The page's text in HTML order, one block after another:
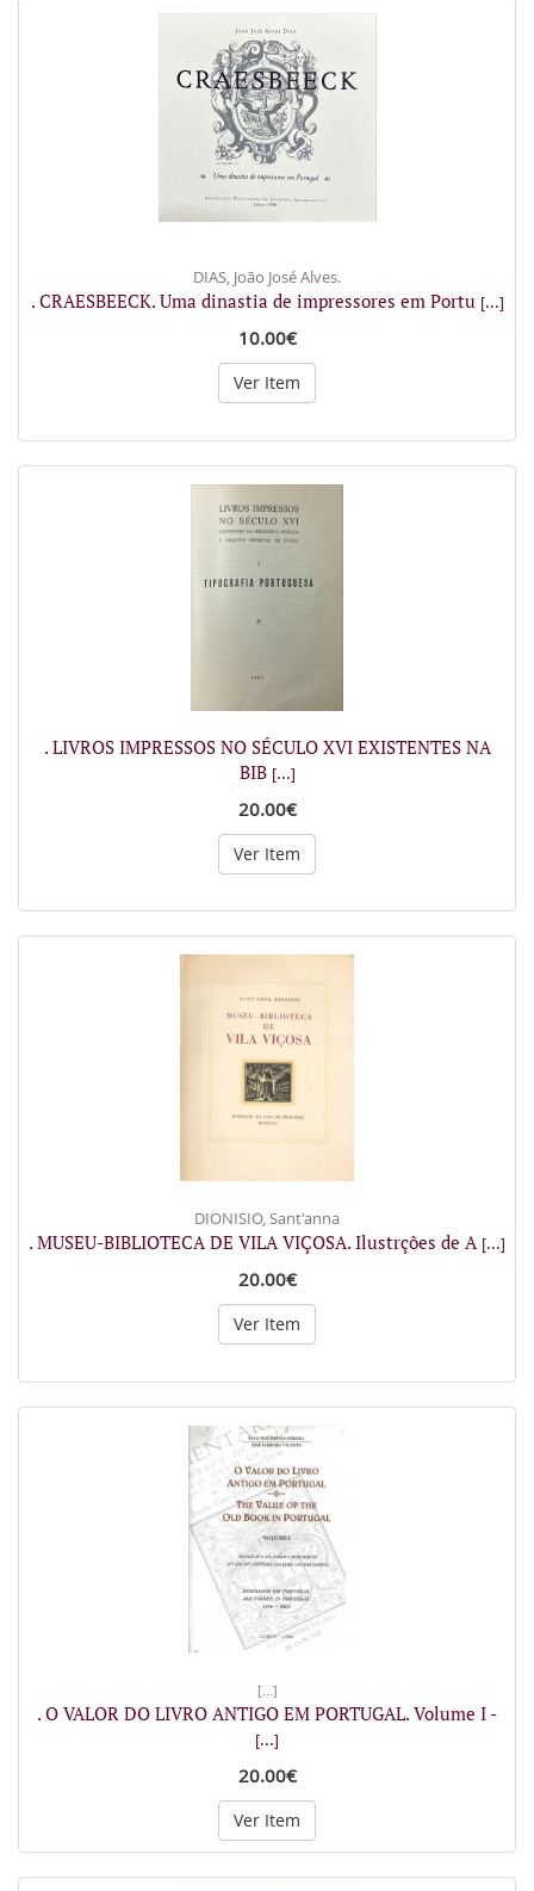
DIAS, João José Alves.
. CRAESBEECK. Uma dinastia de impressores em Portu [...]
10.00€
Ver Item
. LIVROS IMPRESSOS NO SÉCULO XVI EXISTENTES NA
BIB [...]
20.00€
Ver Item
DIONISIO, Sant'anna
. MUSEU-BIBLIOTECA DE VILA VIÇOSA. Ilustrções de A [...]
20.00€
Ver Item
[...]
. O VALOR DO LIVRO ANTIGO EM PORTUGAL. Volume I -
[...]
20.00€
Ver Item